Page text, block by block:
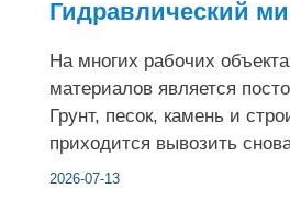
На многих рабочих
материалов является
Грунт, песок, камень и
приходится вывозить
2026-07-13